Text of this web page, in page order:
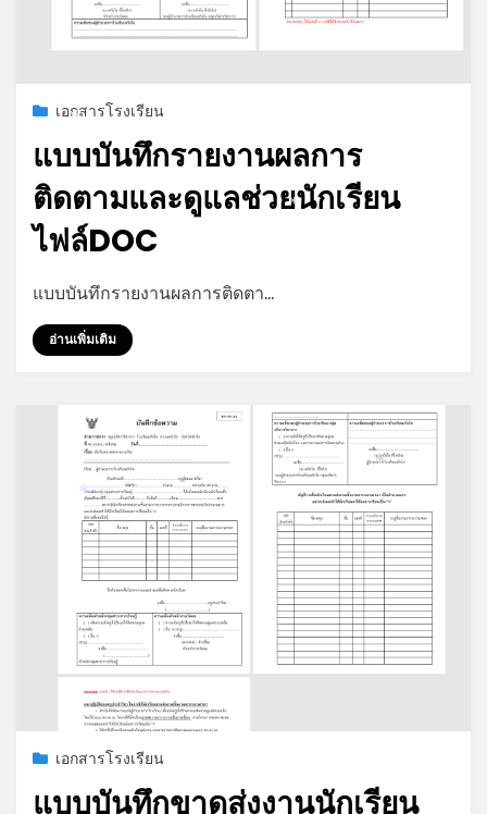
Postedกรกฎาคม 19, 2026
เอกสารโรงเรียน
แบบบันทึกรายงานผลการ
ติดตามและดูแลช่วยนักเรียน
ไฟล์DOC
byadmin
แบบบันทึกรายงานผลการติดตา…
อ่านเพิ่มเติม
Postedกรกฎาคม 19, 2026
เอกสารโรงเรียน
แบบบันทึกขาดส่งงานนักเรียน
*
*
*